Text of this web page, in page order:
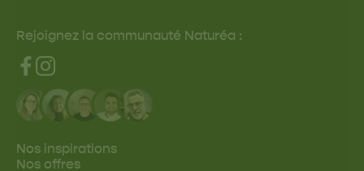
Rejoignez la communauté Naturéa :
Nos inspirations
Nos offres